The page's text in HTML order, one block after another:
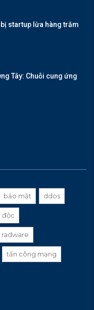
startup lừa hàng trăm
Tây: Chuỗi cung ứng
bảo mật ddos
độc
radware
tấn công mạng